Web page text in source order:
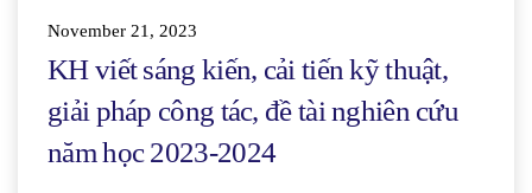
November 21, 2023
KH viết sáng kiến, cải tiến kỹ thuật,
giải pháp công tác, đề tài nghiên cứu
năm học 2023-2024